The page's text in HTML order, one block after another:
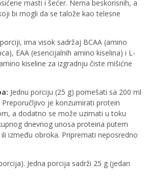
masti i šećer. Nema beskorisnih, a
bi mogli da se talože kao telesne
ima visok sadržaj BCAA (amino
EAA (esencijalnih amino kiselina) i L-
kiseline za izgradnju čiste mišićne
Jednu porciju (25 g) pomešati sa 200 ml
je konzumirati protein
a dodatno se može uzimati u toku
dnevnog unosa proteina putem
između obroka. Pripremati neposredno
Jedna porcija sadrži 25 g (jedan